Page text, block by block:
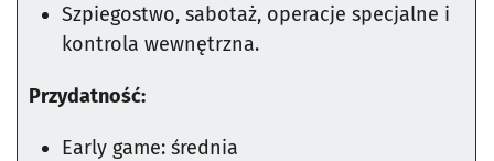
Szpiegostwo, sabotaż, operacje specjalne i
kontrola wewnętrzna.
Przydatność:
Early game: średnia